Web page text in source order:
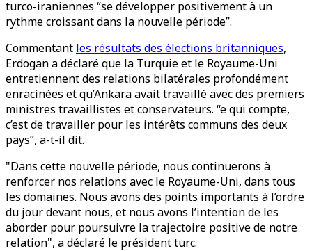
turco-iraniennes “se développer positivement à un
rythme croissant dans la nouvelle période”.
Commentant les résultats des élections britanniques,
Erdogan a déclaré que la Turquie et le Royaume-Uni
entretiennent des relations bilatérales profondément
enracinées et qu’Ankara avait travaillé avec des premiers
ministres travaillistes et conservateurs. “e qui compte,
c’est de travailler pour les intérêts communs des deux
pays”, a-t-il dit.
"Dans cette nouvelle période, nous continuerons à
renforcer nos relations avec le Royaume-Uni, dans tous
les domaines. Nous avons des points importants à l’ordre
du jour devant nous, et nous avons l’intention de les
aborder pour poursuivre la trajectoire positive de notre
relation", a déclaré le président turc.